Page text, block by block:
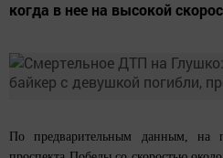
когда в нее на высокой
По предварительным данным, на